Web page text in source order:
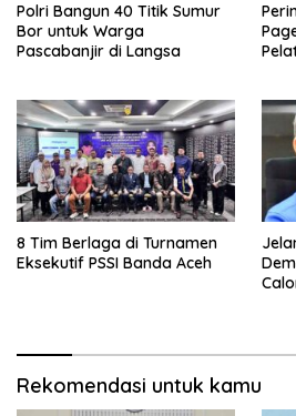
Polri Bangun 40 Titik Sumur
Bor untuk Warga
Pascabanjir di Langsa
8 Tim Berlaga di Turnamen
Eksekutif PSSI Banda Aceh
Rekomendasi untuk kamu